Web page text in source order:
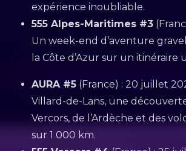
expérience inoubliable.
555 Alpes-Maritimes #3
Un week-end d’aventure
la Côte d’Azur sur un itinéraire
AURA #5 (France) : 20 juillet
Villard-de-Lans, une
Vercors, de l’Ardèche et des
sur 1 000 km.